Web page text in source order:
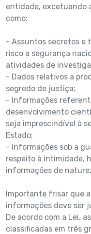
entidade, excetuando
como:
- Assuntos secretos e
risco a segurança
atividades de
- Dados relativos a
segredo de justiça;
- Informações
desenvolvimento
seja imprescindível à
Estado;
- Informações sob a
respeito à intimidade,
informações de
Importante frisar que
informações deve ser
De acordo com a Lei,
classificadas em três